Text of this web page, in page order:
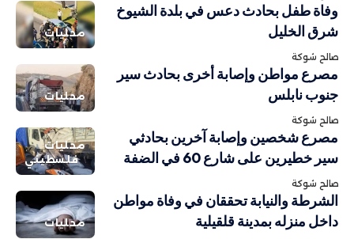
محليات
وفاة طفل بحادث دعس في بلدة الشيوخ
شرق الخليل
صالح شوكة
محليات
مصرع مواطن وإصابة أخرى بحادث سير
جنوب نابلس
صالح شوكة
محليات
فلسطيني
مصرع شخصين وإصابة آخرين بحادثي
سير خطيرين على شارع 60 في الضفة
صالح شوكة
محليات
الشرطة والنيابة تحققان في وفاة مواطن
داخل منزله بمدينة قلقيلية